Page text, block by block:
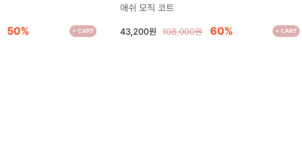
50% + CART
애쉬 모직 코트
43,200원 108,000원 60% + CART